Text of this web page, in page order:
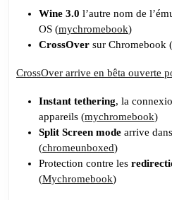
Wine 3.0 l’autre nom de
OS (mychromebook)
CrossOver sur Chromebook (
CrossOver arrive en bêta ouverte
Instant tethering, la
appareils (mychromebook)
Split Screen mode arrive
(chromeunboxed)
Protection contre les
(Mychromebook)